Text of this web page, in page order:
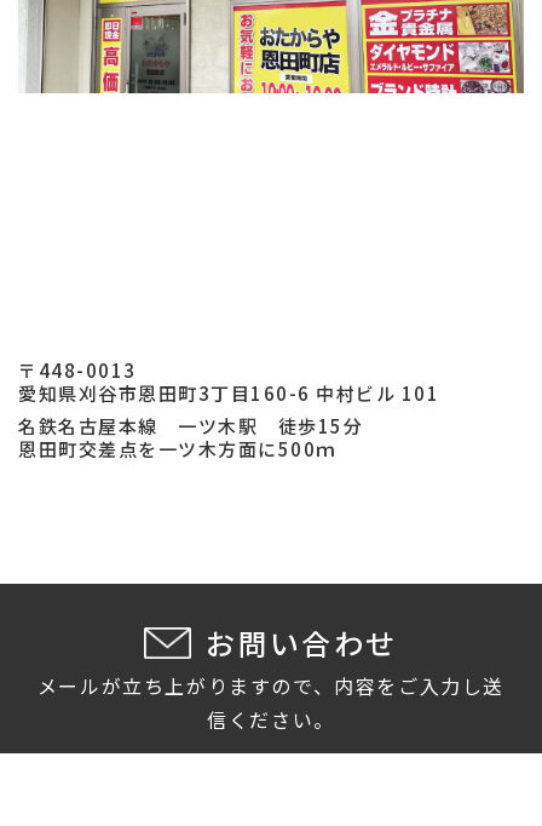
〒448-0013
愛知県刈谷市恩田町3丁目160-6 中村ビル 101
名鉄名古屋本線 一ツ木駅 徒歩15分
恩田町交差点を一ツ木方面に500ｍ
お問い合わせ
メールが立ち上がりますので、内容をご入力し送
信ください。